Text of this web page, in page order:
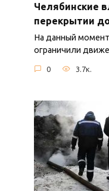
Челябинские
перекрытии
На данный
ограничили
0 3.7к.